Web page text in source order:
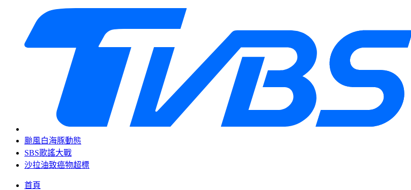
颱風白海豚動態
SBS歌謠大戰
沙拉油致癌物超標
首頁